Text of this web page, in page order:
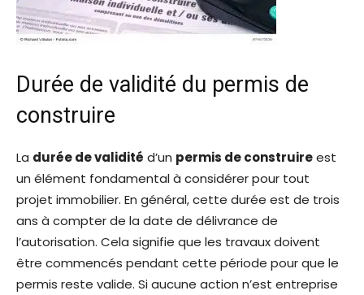
Durée de validité du permis de
construire
La durée de validité d’un permis de construireest
un élément fondamental à considérer pour tout
projet immobilier. En général, cette durée est de trois
ans à compter de la date de délivrance de
l’autorisation. Cela signifie que les travaux doivent
être commencés pendant cette période pour que le
permis reste valide. Si aucune action n’est entreprise